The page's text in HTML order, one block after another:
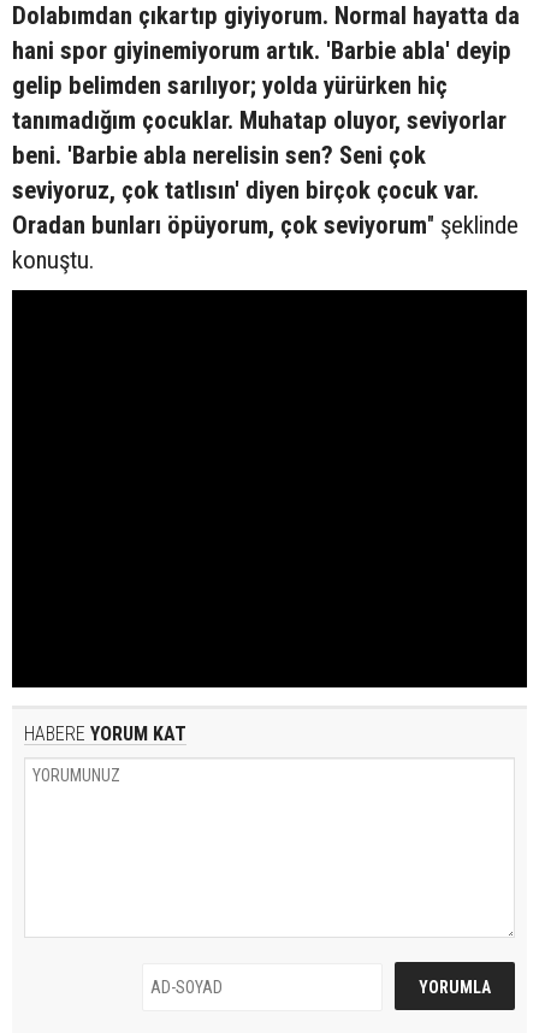
Dolabımdan çıkartıp giyiyorum. Normal hayatta da
hani spor giyinemiyorum artık. 'Barbie abla' deyip
gelip belimden sarılıyor; yolda yürürken hiç
tanımadığım çocuklar. Muhatap oluyor, seviyorlar
beni. 'Barbie abla nerelisin sen? Seni çok
seviyoruz, çok tatlısın' diyen birçok çocuk var.
Oradan bunları öpüyorum, çok seviyorum" şeklinde
konuştu.
HABERE YORUM KAT